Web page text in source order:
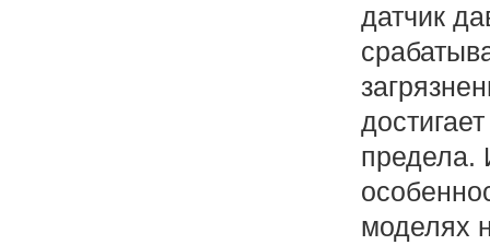
датчик
предела.
моделях